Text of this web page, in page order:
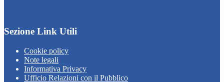
Sezione Link Utili
Cookie policy
Note legali
Informativa Privacy
Ufficio Relazioni con il Pubblico